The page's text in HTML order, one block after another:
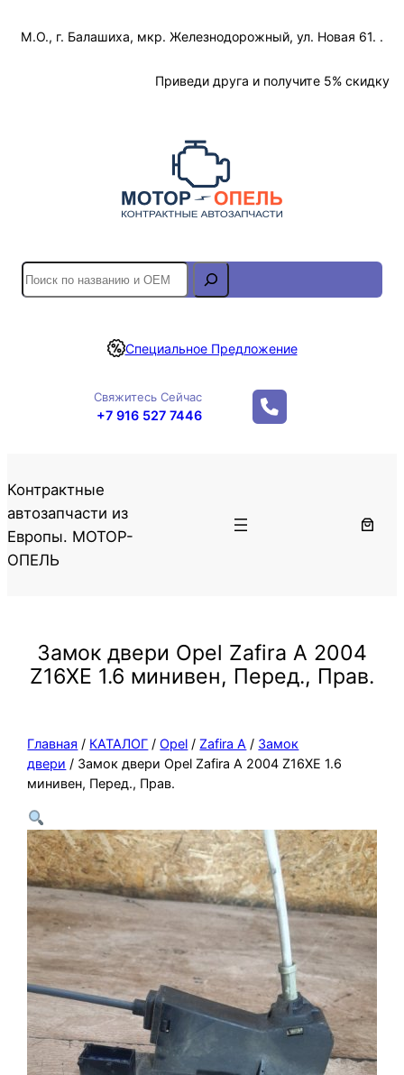
М.О., г. Балашиха, мкр. Железнодорожный, ул. Новая 61. .
Приведи друга и получите 5% скидку
S
e
r
Специальное Предложение
Свяжитесь Сейчас
+7 916 527 7446
Контрактные
автозапчасти из
Европы. МОТОР-
ОПЕЛЬ
Замок двери Opel Zafira A 2004
Z16XE 1.6 минивен, Перед., Прав.
Главная / КАТАЛОГ /Opel /Zafira A / Замок
двери / Замок двери Opel Zafira A 2004 Z16XE 1.6
минивен, Перед., Прав.